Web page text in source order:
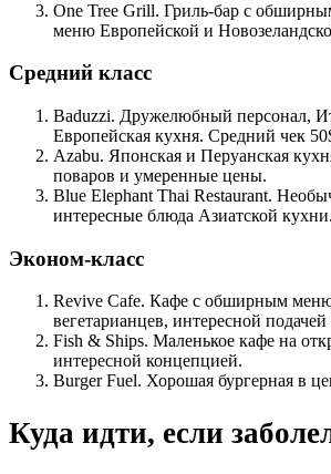
One Tree Grill. Гриль-бар с
меню Европейской и
Средний класс
Baduzzi. Дружелюбный персонал,
Европейская кухня. Средний чек
Azabu. Японская и Перуанская
поваров и умеренные цены.
Blue Elephant Thai Restaurant.
интересные блюда Азиатской кухни.
Эконом-класс
Revive Cafe. Кафе с обширным
вегетарианцев, интересной
Fish & Ships. Маленькое кафе на
интересной концепцией.
Burger Fuel. Хорошая бургерная в
Куда идти, если